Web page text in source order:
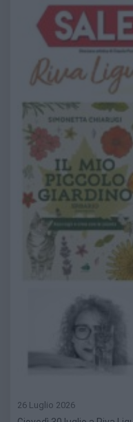
26 Luglio 2026